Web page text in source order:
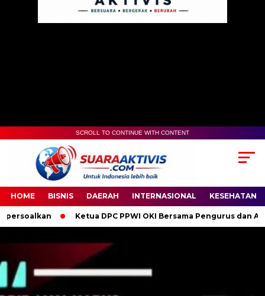
00:00
SCROLL TO CONTINUE WITH CONTENT
HOME BISNIS DAERAH INTERNASIONAL KESEHATAN
Ketua DPC PPWI OKI Bersama Pengurus dan Anggota